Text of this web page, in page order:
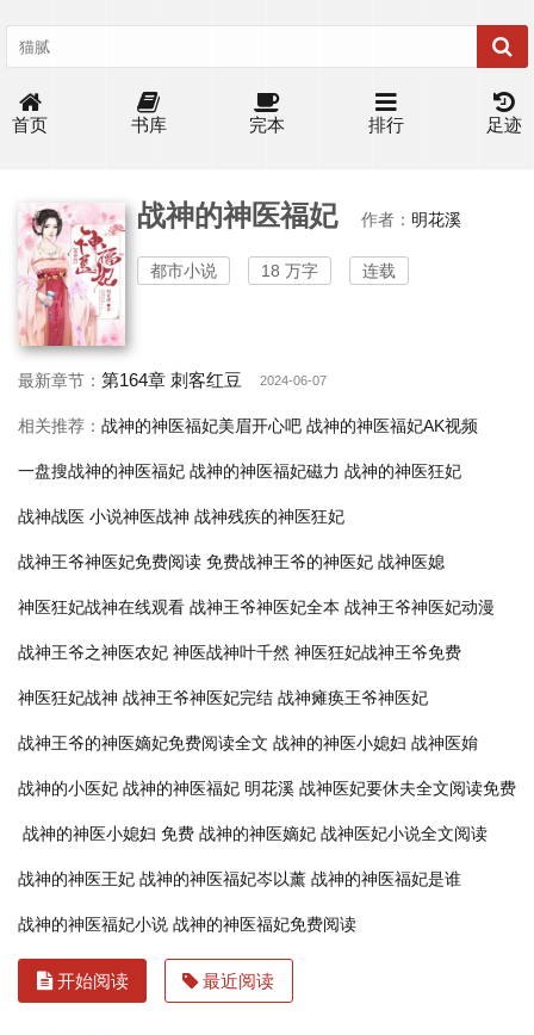
首页 书库 完本 排行 足迹
战神的神医福妃 作者： 明花溪
都市小说 18 万字 连载
最新章节： 第164章 刺客红豆 2024-06-07
相关推荐： 战神的神医福妃美眉开心吧 战神的神医福妃AK视频
一盘搜战神的神医福妃 战神的神医福妃磁力 战神的神医狂妃
战神战医 小说神医战神 战神残疾的神医狂妃
战神王爷神医妃免费阅读 免费战神王爷的神医妃 战神医媳
神医狂妃战神在线观看 战神王爷神医妃全本 战神王爷神医妃动漫
战神王爷之神医农妃 神医战神叶千然 神医狂妃战神王爷免费
神医狂妃战神 战神王爷神医妃完结 战神瘫痪王爷神医妃
战神王爷的神医嫡妃免费阅读全文 战神的神医小媳妇 战神医姢
战神的小医妃 战神的神医福妃 明花溪 战神医妃要休夫全文阅读免费
战神的神医小媳妇 免费 战神的神医嫡妃 战神医妃小说全文阅读
战神的神医王妃 战神的神医福妃岑以薰 战神的神医福妃是谁
战神的神医福妃小说 战神的神医福妃免费阅读
开始阅读 最近阅读